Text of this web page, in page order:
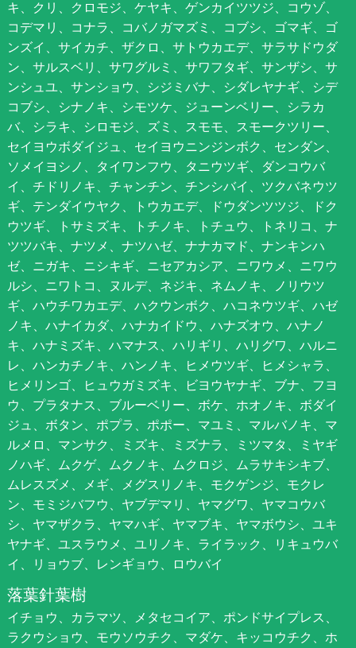
キ、クリ、クロモジ、ケヤキ、ゲンカイツツジ、コウゾ、
コデマリ、コナラ、コバノガマズミ、コブシ、ゴマギ、ゴ
ンズイ、サイカチ、ザクロ、サトウカエデ、サラサドウダ
ン、サルスベリ、サワグルミ、サワフタギ、サンザシ、サ
ンシュユ、サンショウ、シジミバナ、シダレヤナギ、シデ
コブシ、シナノキ、シモツケ、ジューンベリー、シラカ
バ、シラキ、シロモジ、ズミ、スモモ、スモークツリー、
セイヨウボダイジュ、セイヨウニンジンボク、センダン、
ソメイヨシノ、タイワンフウ、タニウツギ、ダンコウバ
イ、チドリノキ、チャンチン、チンシバイ、ツクバネウツ
ギ、テンダイウヤク、トウカエデ、ドウダンツツジ、ドク
ウツギ、トサミズキ、トチノキ、トチュウ、トネリコ、ナ
ツツバキ、ナツメ、ナツハゼ、ナナカマド、ナンキンハ
ゼ、ニガキ、ニシキギ、ニセアカシア、ニワウメ、ニワウ
ルシ、ニワトコ、ヌルデ、ネジキ、ネムノキ、ノリウツ
ギ、ハウチワカエデ、ハクウンボク、ハコネウツギ、ハゼ
ノキ、ハナイカダ、ハナカイドウ、ハナズオウ、ハナノ
キ、ハナミズキ、ハマナス、ハリギリ、ハリグワ、ハルニ
レ、ハンカチノキ、ハンノキ、ヒメウツギ、ヒメシャラ、
ヒメリンゴ、ヒュウガミズキ、ビヨウヤナギ、ブナ、フヨ
ウ、プラタナス、ブルーベリー、ボケ、ホオノキ、ボダイ
ジュ、ボタン、ポプラ、ポポー、マユミ、マルバノキ、マ
ルメロ、マンサク、ミズキ、ミズナラ、ミツマタ、ミヤギ
ノハギ、ムクゲ、ムクノキ、ムクロジ、ムラサキシキブ、
ムレスズメ、メギ、メグスリノキ、モクゲンジ、モクレ
ン、モミジバフウ、ヤブデマリ、ヤマグワ、ヤマコウバ
シ、ヤマザクラ、ヤマハギ、ヤマブキ、ヤマボウシ、ユキ
ヤナギ、ユスラウメ、ユリノキ、ライラック、リキュウバ
イ、リョウブ、レンギョウ、ロウバイ
落葉針葉樹
イチョウ、カラマツ、メタセコイア、ポンドサイプレス、
ラクウショウ、モウソウチク、マダケ、キッコウチク、ホ